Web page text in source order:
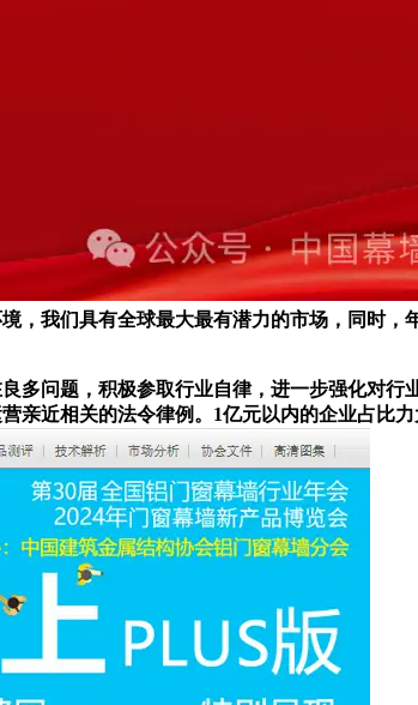
我们具有全球最大最有潜力的市场，同时，
题，积极参取行业自律，进一步强化对行
亲近相关的法令律例。1亿元以内的企业占比力